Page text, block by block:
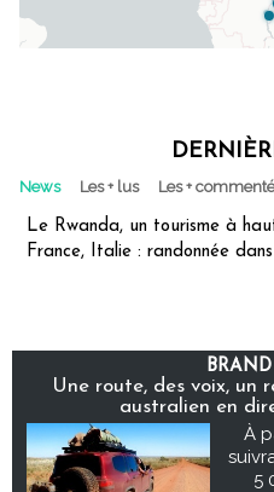
News Les + lus Les +
Le Rwanda, un tourisme à
France, Italie : randonnée
Une route, des voix, un
australien en
À
5